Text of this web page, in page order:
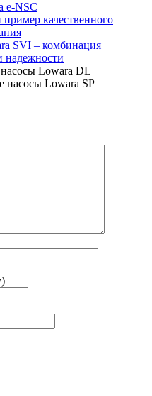
e-NSC
качественного
SVI – комбинация
надежности
Lowara DL
насосы Lowara SP